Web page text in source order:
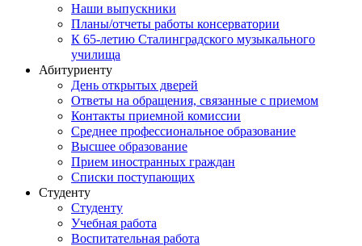
Наши выпускники
Планы/отчеты работы консерватории
К 65-летию Сталинградского музыкального
училища
Абитуриенту
День открытых дверей
Ответы на обращения, связанные с приемом
Контакты приемной комиссии
Среднее профессиональное образование
Высшее образование
Прием иностранных граждан
Списки поступающих
Студенту
Студенту
Учебная работа
Воспитательная работа